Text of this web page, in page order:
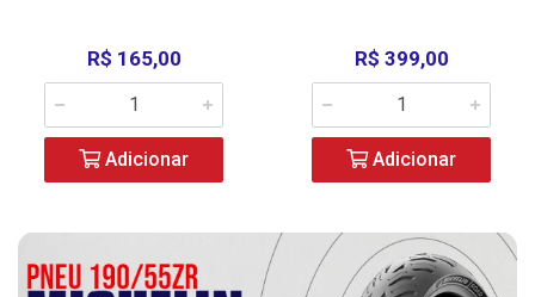
R$ 165,00
Adicionar
R$ 399,00
Adicionar